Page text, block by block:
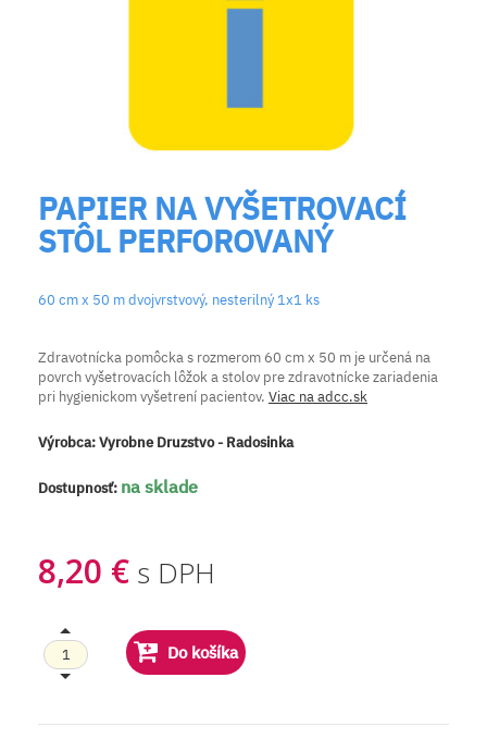
PAPIER NA VYŠETROVACÍ
STÔL PERFOROVANÝ
60 cm x 50 m dvojvrstvový, nesterilný 1x1 ks
Zdravotnícka pomôcka s rozmerom 60 cm x 50 m je určená na
povrch vyšetrovacích lôžok a stolov pre zdravotnícke zariadenia
pri hygienickom vyšetrení pacientov. Viac na adcc.sk
Výrobca:Vyrobne Druzstvo - Radosinka
Dostupnosť: na sklade
8,20 € s DPH
Do košíka